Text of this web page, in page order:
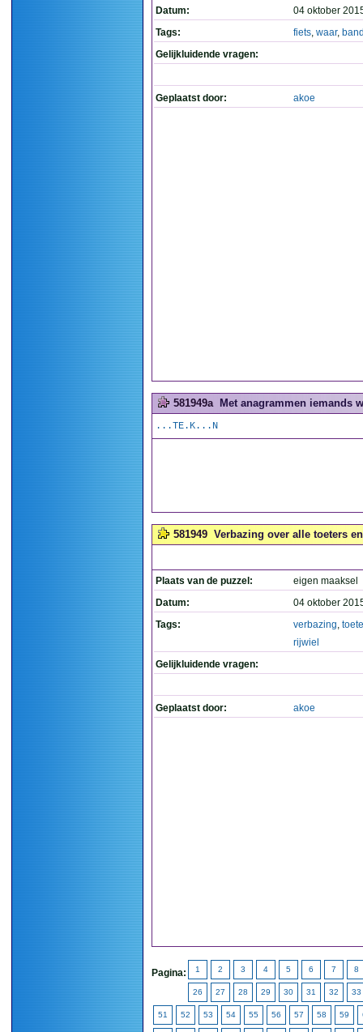
Datum:
04 oktober
Tags:
fiets, waar,
Gelijkluidende vragen:
Geplaatst door: akoe
581949a Met anagrammen iemands
...TE.K...N
581949 Verbazing over alle toeters
Plaats van de puzzel:
eigen maaksel
Datum:
04 oktober
Tags:
verbazing,
rijwiel
Gelijkluidende vragen:
Geplaatst door: akoe
Pagina: 1 2 3 4 5 6 7 8
26 27 28 29 30 31 32 33
51 52 53 54 55 56 57 58 59